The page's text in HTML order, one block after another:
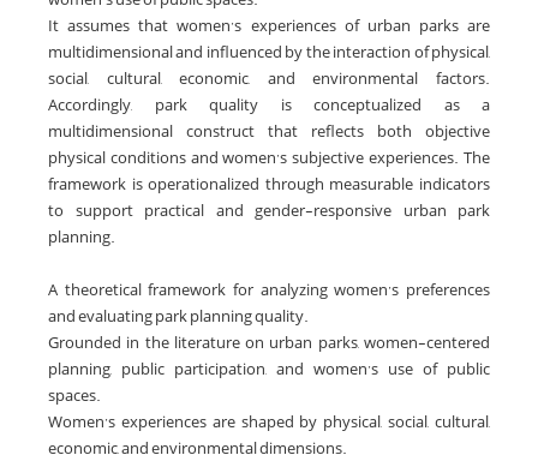
It assumes that women’s experiences of urban parks are
multidimensional and influenced by the interaction of physical,
social, cultural, economic, and environmental factors.
Accordingly, park quality is conceptualized as a
multidimensional construct that reflects both objective
physical conditions and women’s subjective experiences. The
framework is operationalized through measurable indicators
to support practical and gender-responsive urban park
planning.
A theoretical framework for analyzing women’s preferences
and evaluating park planning quality.
Grounded in the literature on urban parks, women-centered
planning, public participation, and women’s use of public
spaces.
Women’s experiences are shaped by physical, social, cultural,
economic, and environmental dimensions.